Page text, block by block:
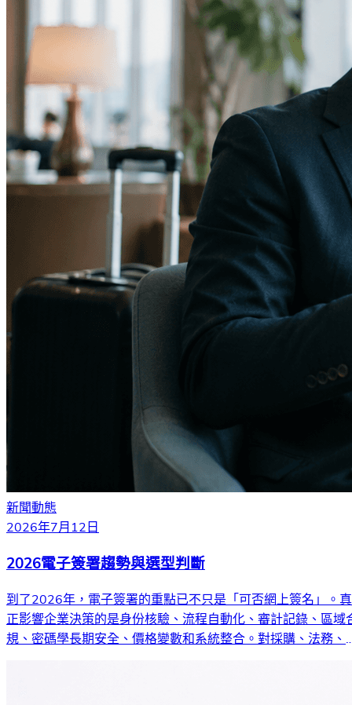
新聞動態
2026年7月12日
2026電子簽署趨勢與選型判斷
到了2026年，電子簽署的重點已不只是「可否網上簽名」。真
正影響企業決策的是身份核驗、流程自動化、審計記錄、區域
規、密碼學長期安全、價格變數和系統整合。對採購、法務、